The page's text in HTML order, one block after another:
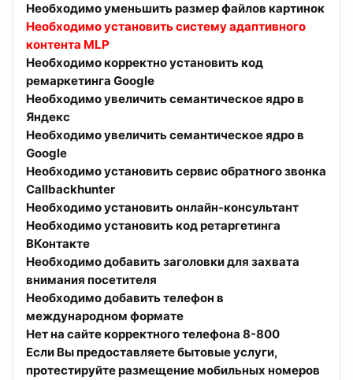
Необходимо уменьшить размер файлов картинок
Необходимо установить систему адаптивного
контента MLP
Необходимо корректно установить код
ремаркетинга Google
Необходимо увеличить семантическое ядро в
Яндекс
Необходимо увеличить семантическое ядро в
Google
Необходимо установить сервис обратного звонка
Callbackhunter
Необходимо установить онлайн-консультант
Необходимо установить код ретаргетинга
ВКонтакте
Необходимо добавить заголовки для захвата
внимания посетителя
Необходимо добавить телефон в
международном формате
Нет на сайте корректного телефона 8-800
Если Вы предоставляете бытовые услуги,
протестируйте размещение мобильных номеров